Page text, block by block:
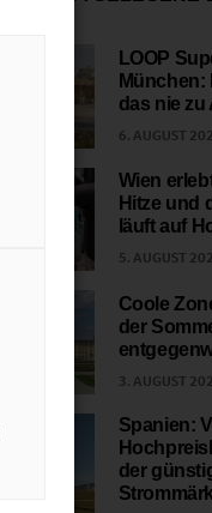
LOOP
München:
das nie zu
6. AUGUST
Wien
Hitze und
läuft auf
5. AUGUST
Coole
der
3. AUGUST
Spanien:
der